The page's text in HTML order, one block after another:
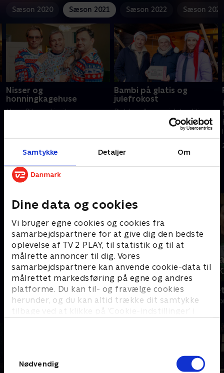
Samtykke Detaljer Om
Dine data og cookies
Vi bruger egne cookies og cookies fra
samarbejdspartnere for at give dig den bedste
oplevelse af TV 2 PLAY, til statistik og til at
målrette annoncer til dig. Vores
samarbejdspartnere kan anvende cookie-data til
målrettet markedsføring på egne og andres
platforme. Du kan til- og fravælge cookies
herunder, og du kan altid trække dit samtykke
tilbage ved at klikke på ’Cookie-indstillinger’ i
Nødvendig
Sæson 2020 Sæson 2021 Sæson 2022 Sæson 2023
Nisser og
honningkagehuse
Hans Pilgaard inviterer
skuespiller og komiker Troels
Malling, på en rejse rundt i det
24. november 2021 • 30 min
Bambi på glatis og
julefrokost
Det handler om juletraditioner,
julegodter og julesne, når Hans
Pilgaard tager Ibi Støving og
Nicolaj Kopernikus på Tour de
Jul i det hyggelige
7. december 2022 • 30 min
Andre så også
Sæt pris på Danmark
Livsstil • 10 sæsoner Livsstil • 1